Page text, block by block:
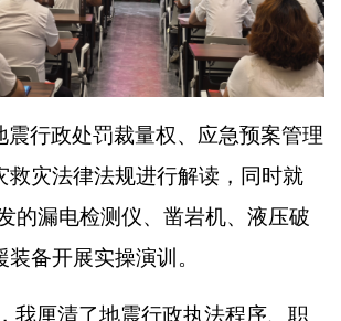
震行政处罚裁量权、应急预案管理
救灾法律法规进行解读，同时就
的漏电检测仪、凿岩机、液压破
备开展实操演训。
我厘清了地震行政执法程序、职